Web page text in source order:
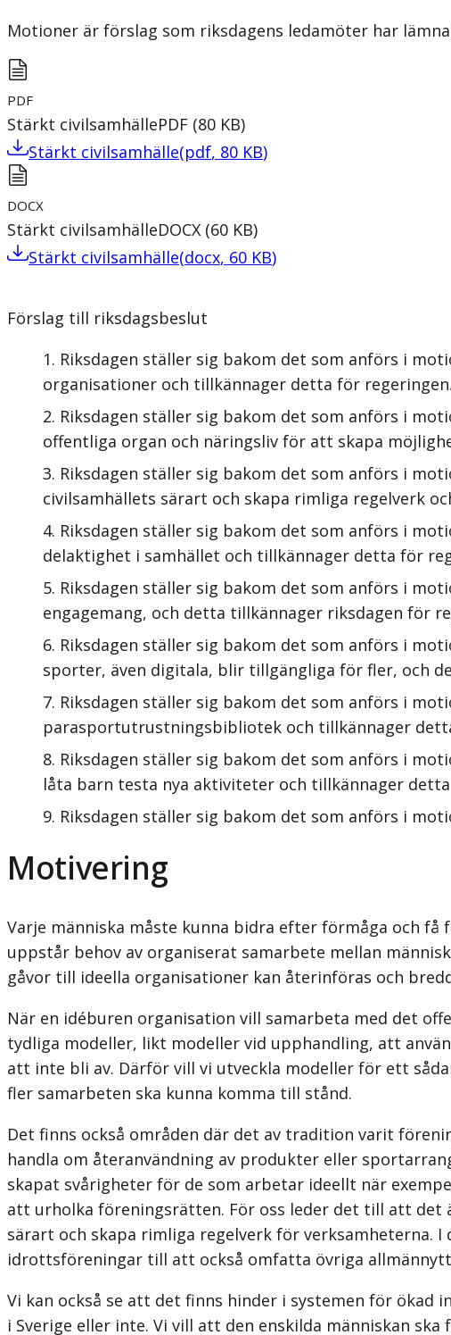
Motioner är förslag som riksdagens ledamöter har
PDF
Stärkt civilsamhällePDF (80 KB)
Stärkt civilsamhälle(pdf, 80 KB)
DOCX
Stärkt civilsamhälleDOCX (60 KB)
Stärkt civilsamhälle(docx, 60 KB)
Förslag till riksdagsbeslut
Riksdagen ställer sig bakom det som anförs i
organisationer och tillkännager detta för regeringen.
Riksdagen ställer sig bakom det som anförs i
offentliga organ och näringsliv för att skapa
Riksdagen ställer sig bakom det som anförs i
civilsamhällets särart och skapa rimliga regelverk
Riksdagen ställer sig bakom det som anförs i
delaktighet i samhället och tillkännager detta för
Riksdagen ställer sig bakom det som anförs i
engagemang, och detta tillkännager riksdagen för
Riksdagen ställer sig bakom det som anförs i
sporter, även digitala, blir tillgängliga för fler, och
Riksdagen ställer sig bakom det som anförs i
parasportutrustningsbibliotek och tillkännager
Riksdagen ställer sig bakom det som anförs i
låta barn testa nya aktiviteter och tillkännager
Riksdagen ställer sig bakom det som anförs i
Motivering
Varje människa måste kunna bidra efter förmåga och
uppstår behov av organi­serat samarbete mellan
gåvor till ideella organisationer kan återinföras och
När en idéburen organisation vill samarbeta med det
tydliga modeller, likt modeller vid upphandling, att
att inte bli av. Därför vill vi utveckla modeller för ett
fler samarbeten ska kunna komma till stånd.
Det finns också områden där det av tradition varit
handla om återan­vändning av produkter eller
skapat svårigheter för de som arbetar ideellt när
att urholka föreningsrätten. För oss leder det till att
särart och skapa rimliga regelverk för verksamheterna.
idrottsföreningar till att också omfatta övriga
Vi kan också se att det finns hinder i systemen för
i Sverige eller inte. Vi vill att den enskilda människan